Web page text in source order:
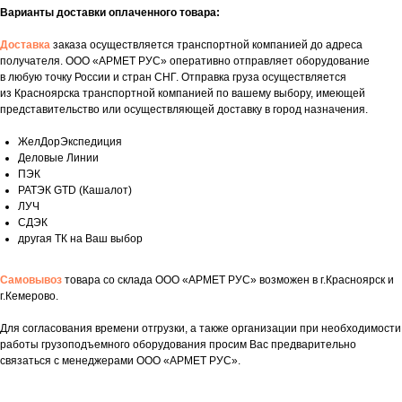
Варианты доставки оплаченного товара:
Доставка заказа осуществляется транспортной компанией до адреса
получателя. ООО «АРМЕТ РУС» оперативно отправляет оборудование
в любую точку России и стран СНГ. Отправка груза осуществляется
из Красноярска транспортной компанией по вашему выбору, имеющей
представительство или осуществляющей доставку в город назначения.
ЖелДорЭкспедиция
Деловые Линии
ПЭК
РАТЭК GTD (Кашалот)
ЛУЧ
СДЭК
другая ТК на Ваш выбор
Самовывоз товара со склада ООО «АРМЕТ РУС» возможен в г.Красноярск и
г.Кемерово.
Для согласования времени отгрузки, а также организации при необходимости
работы грузоподъемного оборудования просим Вас предварительно
связаться с менеджерами ООО «АРМЕТ РУС».
Укажите номер телефона и ваше имя.
Мы свяжемся с вами сегодня в рабочее